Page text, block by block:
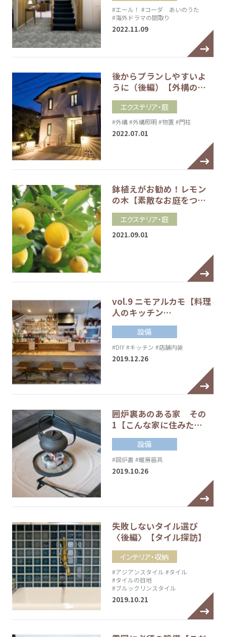
#エール！ #コーダ あいのうた
#海外ドラマの間取り
2022.11.09
後からプランしやすいよ
うに（後編）【外構の…
エクステリア・庭
#外構#外構照明 #物置 #門柱
2022.07.01
鉢植えがお勧め！レモン
の木【素敵なお庭をつ…
エクステリア・庭
2021.09.01
vol.9 ニモアルカモ【料理
人のキッチン…
設備
#DIY#キッチン #店舗内装
2019.12.26
囲炉裏あのある家 その
1【こんな家に住みた…
設備
#囲炉裏 #暖房器具
2019.10.26
失敗しないタイル選び
〈後編〉【タイル探訪】
インテリア・収納
#アジアンスタイル #タイル
#タイルの目地
#ブルックリンスタイル
2019.10.21